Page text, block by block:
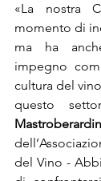
«La nostra
momento di
ma ha
impegno
cultura del
questo
del Vino -